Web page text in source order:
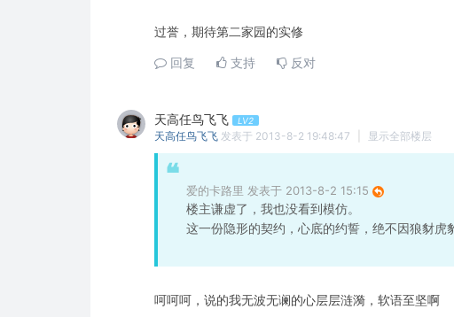
过誉，期待第二家园的实修
回复 支持 反对
天高任鸟飞飞 LV2
天高任鸟飞飞 发表于 2013-8-2 19:48:47 显示全部楼层
爱的卡路里 发表于 2013-8-2 15:15
楼主谦虚了，我也没看到模仿。
这一份隐形的契约，心底的约誓，绝不因狼豺虎
呵呵呵，说的我无波无谰的心层层涟漪，软语至坚啊